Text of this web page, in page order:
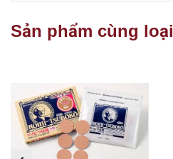
Sản phẩm cùng loại